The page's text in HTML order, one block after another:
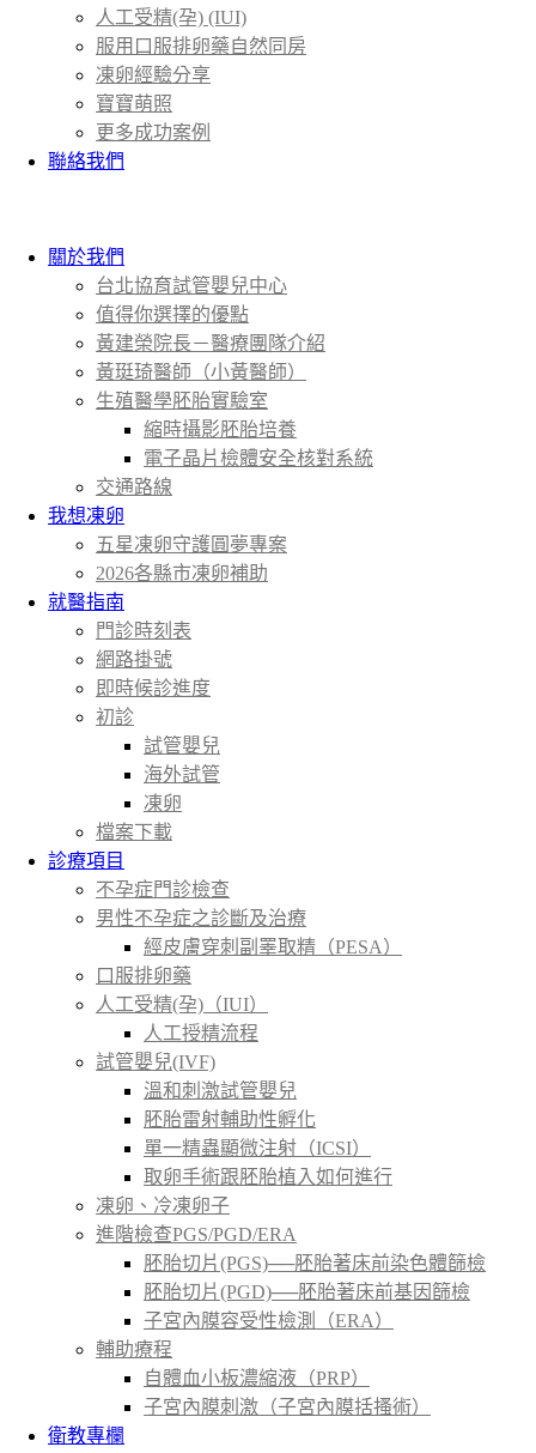
人工受精(孕) (IUI)
服用口服排卵藥自然同房
凍卵經驗分享
寶寶萌照
更多成功案例
聯絡我們
關於我們
台北協育試管嬰兒中心
值得你選擇的優點
黃建榮院長－醫療團隊介紹
黃珽琦醫師（小黃醫師）
生殖醫學胚胎實驗室
縮時攝影胚胎培養
電子晶片檢體安全核對系統
交通路線
我想凍卵
五星凍卵守護圓夢專案
2026各縣市凍卵補助
就醫指南
門診時刻表
網路掛號
即時候診進度
初診
試管嬰兒
海外試管
凍卵
檔案下載
診療項目
不孕症門診檢查
男性不孕症之診斷及治療
經皮膚穿刺副睪取精（PESA）
口服排卵藥
人工受精(孕)（IUI）
人工授精流程
試管嬰兒(IVF)
溫和刺激試管嬰兒
胚胎雷射輔助性孵化
單一精蟲顯微注射（ICSI）
取卵手術跟胚胎植入如何進行
凍卵、冷凍卵子
進階檢查PGS/PGD/ERA
胚胎切片(PGS)──胚胎著床前染色體篩檢
胚胎切片(PGD)──胚胎著床前基因篩檢
子宮內膜容受性檢測（ERA）
輔助療程
自體血小板濃縮液（PRP）
子宮內膜刺激（子宮內膜括搔術）
衛教專欄